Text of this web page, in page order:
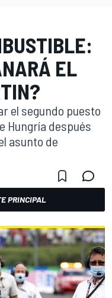
EL
el segundo puesto
Hungría después
asunto de
PRINCIPAL